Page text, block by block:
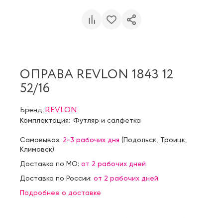
ОПРАВА REVLON 1843 12
52/16
Бренд:REVLON
Комплектация: Футляр и салфетка
Самовывоз: 2-3 рабочих дня (Подольск Троицк
Климовск)
Доставка по МО: от 2 рабочих дней
Доставка по России: от 2 рабочих дней
Подробнее о доставке